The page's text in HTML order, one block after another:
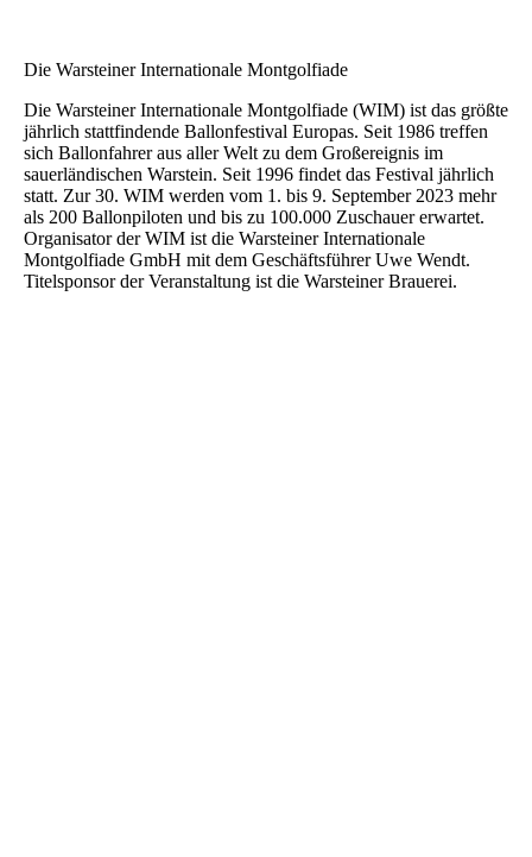
Die Warsteiner Internationale Montgolfiade
Die Warsteiner Internationale Montgolfiade (WIM) ist das größte
jährlich stattfindende Ballonfestival Europas. Seit 1986 treffen
sich Ballonfahrer aus aller Welt zu dem Großereignis im
sauerländischen Warstein. Seit 1996 findet das Festival jährlich
statt. Zur 30. WIM werden vom 1. bis 9. September 2023 mehr
als 200 Ballonpiloten und bis zu 100.000 Zuschauer erwartet.
Organisator der WIM ist die Warsteiner Internationale
Montgolfiade GmbH mit dem Geschäftsführer Uwe Wendt.
Titelsponsor der Veranstaltung ist die Warsteiner Brauerei.